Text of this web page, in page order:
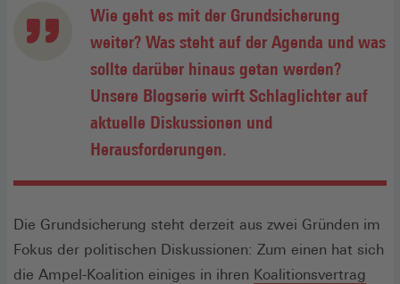
Wie geht es mit der Grundsicherung
weiter? Was steht auf der Agenda und was
sollte darüber hinaus getan werden?
Unsere Blogserie wirft Schlaglichter auf
aktuelle Diskussionen und
Herausforderungen.
Die Grundsicherung steht derzeit aus zwei Gründen im
Fokus der politischen Diskussionen: Zum einen hat sich
die Ampel-Koalition einiges in ihren Koalitionsvertrag